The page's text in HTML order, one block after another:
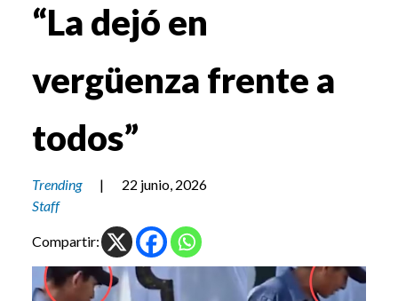
“La dejó en
vergüenza frente a
todos”
Trending |
22 junio, 2026
Staff
Compartir: